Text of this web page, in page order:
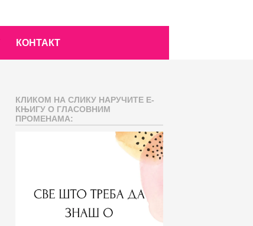
КОНТАКТ
КЛИКОМ НА СЛИКУ НАРУЧИТЕ Е-
КЊИГУ О ГЛАСОВНИМ
ПРОМЕНАМА: